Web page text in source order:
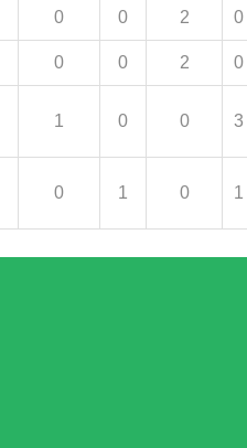
0 0 2 0
0 0 2 0
1 0 0 3
0 1 0 1